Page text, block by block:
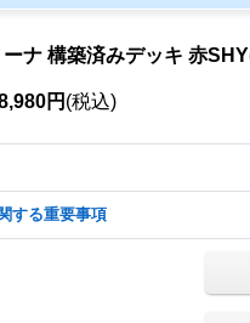
ナ 構築済みデッキ 赤
円 (税込)
する重要事項